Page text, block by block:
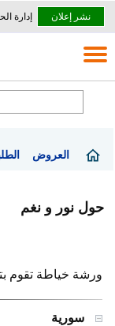
نشر إعلان إدارة
العروض
حول نور و نغم
ورشة خياطة تقوم
سورية